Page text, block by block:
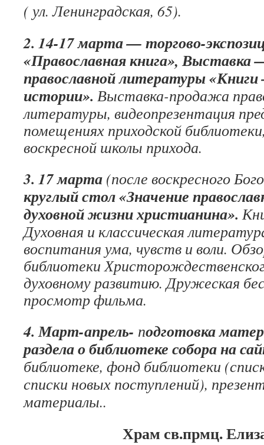
( ул. Ленинградская, 65).
2. 14-17 марта — торгово-
«Православная книга», Выставка
православной литературы «Книги
истории». Выставка-продажа
литературы, видеопрезентация
помещениях приходской
воскресной школы прихода.
3. 17 марта (после воскресного
круглый стол «Значение
духовной жизни христианина».
Духовная и классическая
воспитания ума, чувств и воли.
библиотеки
духовному развитию. Дружеская
просмотр фильма.
4. Март-апрель- подготовка
раздела о библиотеке собора на
библиотеке, фонд библиотеки
списки новых поступлений),
материалы..
Храм св.прмц.